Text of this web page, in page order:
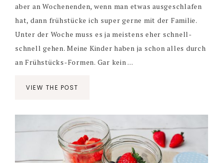
aber an Wochenenden, wenn man etwas ausgeschlafen
hat, dann frühstücke ich super gerne mit der Familie.
Unter der Woche muss es ja meistens eher schnell-
schnell gehen. Meine Kinder haben ja schon alles durch
an Frühstücks-Formen. Gar kein ...
VIEW THE POST